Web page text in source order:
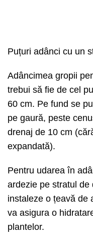
Puțuri adânci cu un
Adâncimea gropii
trebui să fie de cel
60 cm. Pe fund se
pe gaură, peste
drenaj de 10 cm
expandată).
Pentru udarea în
ardezie pe stratul
instaleze o țeavă de
va asigura o
plantelor.